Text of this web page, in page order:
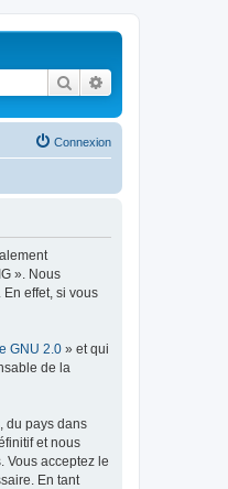
Rechercher
Connexion
». Nous
effet, si vous
GNU 2.0 » et qui
de la
du pays dans
et nous
Vous acceptez le
En tant